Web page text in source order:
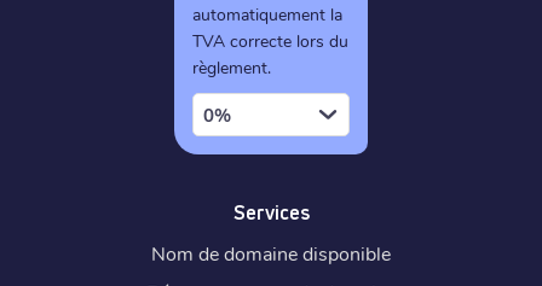
automatiquement la
TVA correcte lors du
règlement.
0%
Services
Nom de domaine disponible